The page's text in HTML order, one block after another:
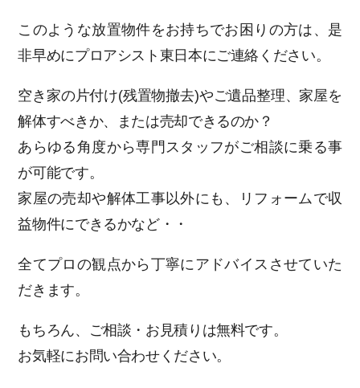
このような放置物件をお持ちでお困りの方は、是
非早めにプロアシスト東日本にご連絡ください。
空き家の片付け(残置物撤去)やご遺品整理、家屋を
解体すべきか、または売却できるのか？
あらゆる角度から専門スタッフがご相談に乗る事
が可能です。
家屋の売却や解体工事以外にも、リフォームで収
益物件にできるかなど・・
全てプロの観点から丁寧にアドバイスさせていた
だきます。
もちろん、ご相談・お見積りは無料です。
お気軽にお問い合わせください。